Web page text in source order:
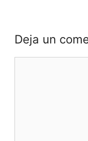
Deja un